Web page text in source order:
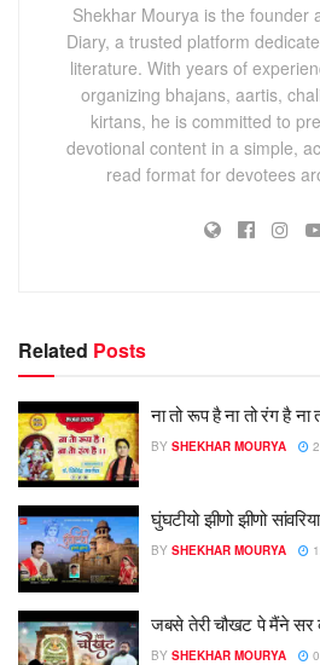
Shekhar Mourya is the founder
Diary, a trusted platform
literature. With years of
organizing bhajans, aartis,
kirtans, he is committed to
devotional content in a simple,
read format for devotees
Related Posts
ना तो रूप है ना तो रंग है
BY SHEKHAR MOURYA
घुंघटीयो झीणो झीणो
BY SHEKHAR MOURYA
जबसे तेरी चौखट पे मैंने सर
BY SHEKHAR MOURYA